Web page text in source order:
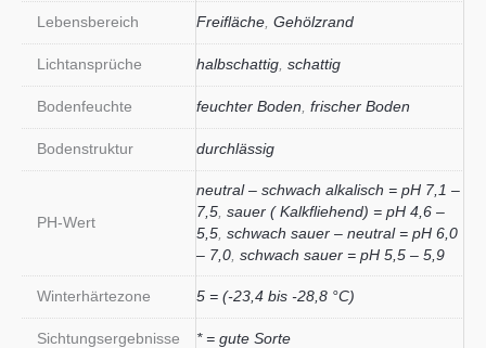
Lebensbereich Freifläche Gehölzrand
Lichtansprüche halbschattig schattig
Bodenfeuchte feuchter Boden frischer Boden
Bodenstruktur durchlässig
PH-Wert
neutral – schwach alkalisch = pH 7,1 –
7,5 sauer ( Kalkfliehend) = pH 4,6 –
5,5 schwach sauer – neutral = pH 6,0
– 7,0 schwach sauer = pH 5,5 – 5,9
Winterhärtezone 5 = (-23,4 bis -28,8 °C)
Sichtungsergebnisse * = gute Sorte